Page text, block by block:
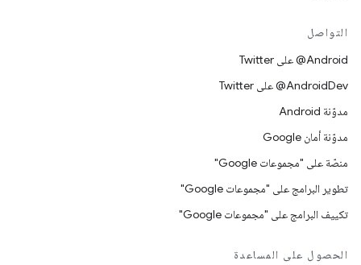
التواصل
‎@Android على Twitter
‎@AndroidDev على Twitter
مدوّنة Android
مدوّنة أمان Google
منصّة على "مجموعات Google"
تطوير البرامج على "مجموعات Google"
تكييف البرامج على "مجموعات Google"
الحصول على المساعدة